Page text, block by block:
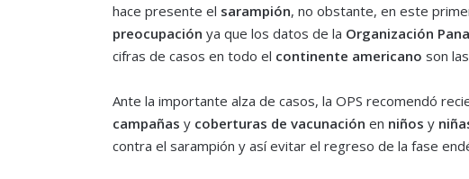
hace presente el sarampión, no obstante, en este
preocupación ya que los datos de la Organización
cifras de casos en todo el continente americano son
Ante la importante alza de casos, la OPS recomendó
campañas y coberturas de vacunación en niños y
contra el sarampión y así evitar el regreso de la fase